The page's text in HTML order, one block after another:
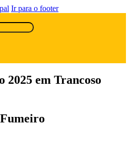
Ir para o footer
2025 em Trancoso